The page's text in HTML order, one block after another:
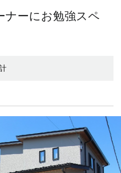
ナーにお勉強スペ